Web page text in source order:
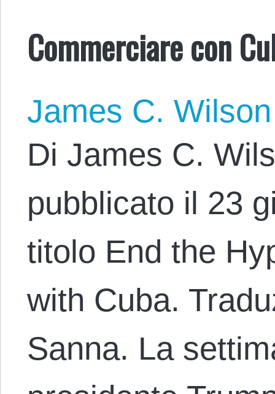
Commerciare con
James C. Wilson
Di James C.
pubblicato il 23
titolo End the
with Cuba.
Sanna. La